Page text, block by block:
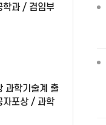
학과 / 겸임부
과학기술계 출
자포상 / 과학